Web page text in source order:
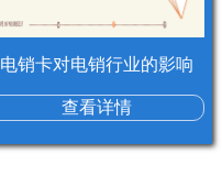
电销卡对电销行业的影响
查看详情